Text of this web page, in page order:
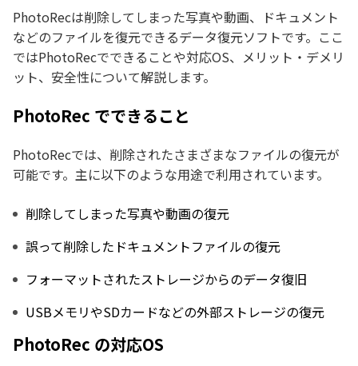
PhotoRecは削除してしまった写真や動画、ドキュメント
などのファイルを復元できるデータ復元ソフトです。ここ
ではPhotoRecでできることや対応OS、メリット・デメリ
ット、安全性について解説します。
PhotoRec でできること
PhotoRecでは、削除されたさまざまなファイルの復元が
可能です。主に以下のような用途で利用されています。
削除してしまった写真や動画の復元
誤って削除したドキュメントファイルの復元
フォーマットされたストレージからのデータ復旧
USBメモリやSDカードなどの外部ストレージの復元
PhotoRec の対応OS